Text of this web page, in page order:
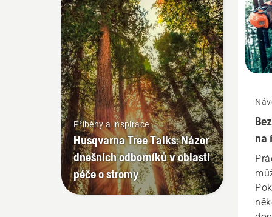
Příběhy a inspirace
Husqvarna Tree Talks: Názor
dnešních odborníků v oblasti
péče o stromy
na